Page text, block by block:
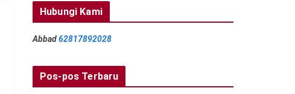
Hubungi Kami
Abbad62817892028
Pos-pos Terbaru